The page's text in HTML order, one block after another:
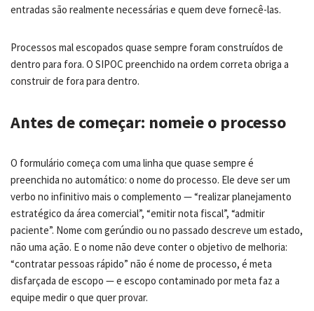
entradas são realmente necessárias e quem deve fornecê-las.
Processos mal escopados quase sempre foram construídos de
dentro para fora. O SIPOC preenchido na ordem correta obriga a
construir de fora para dentro.
Antes de começar: nomeie o processo
O formulário começa com uma linha que quase sempre é
preenchida no automático: o nome do processo. Ele deve ser um
verbo no infinitivo mais o complemento — “realizar planejamento
estratégico da área comercial”, “emitir nota fiscal”, “admitir
paciente”. Nome com gerúndio ou no passado descreve um estado,
não uma ação. E o nome não deve conter o objetivo de melhoria:
“contratar pessoas rápido” não é nome de processo, é meta
disfarçada de escopo — e escopo contaminado por meta faz a
equipe medir o que quer provar.